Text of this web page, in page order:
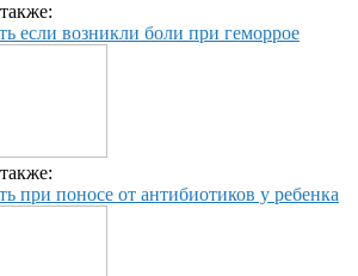
если возникли боли при геморрое
при поносе от антибиотиков у ребенка